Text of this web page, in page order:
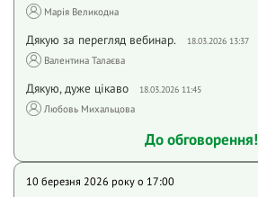
Марія Великодна
Дякую за перегляд вебинар. 18.03.2026 13:37
Валентина Талаєва
Дякую, дуже цікаво 18.03.2026 11:45
Любовь Михальцова
До обговорення!
10 березня 2026 року o 17:00